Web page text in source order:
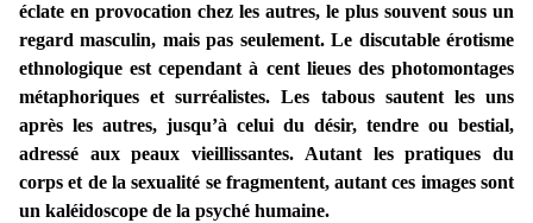
éclate en provocation chez les autres, le plus souvent sous un
regard masculin, mais pas seulement. Le discutable érotisme
ethnologique est cependant à cent lieues des photomontages
métaphoriques et surréalistes. Les tabous sautent les uns
après les autres, jusqu’à celui du désir, tendre ou bestial,
adressé aux peaux vieillissantes. Autant les pratiques du
corps et de la sexualité se fragmentent, autant ces images sont
un kaléidoscope de la psyché humaine.